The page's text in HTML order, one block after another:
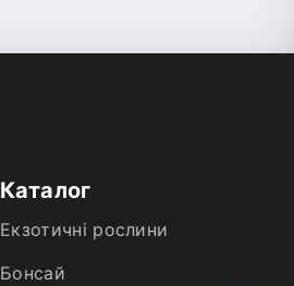
Каталог
Екзотичні рослини
Бонсай